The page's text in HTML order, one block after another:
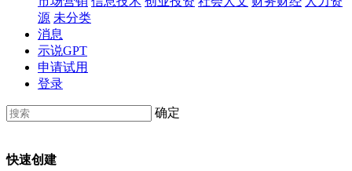
源 未分类
消息
示说GPT
申请试用
登录
确定
快速创建